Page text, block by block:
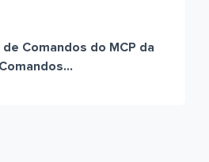
Comandos do MCP da